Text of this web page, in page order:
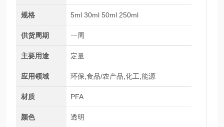
规格 5ml 30ml 50ml 250ml
供货周期 一周
主要用途 定量
应用领域 环保,食品/农产品,化工,能源
材质 PFA
颜色 透明